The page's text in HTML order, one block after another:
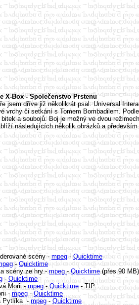
X-Box - Společenstvo Prstenu
jsem dříve již několikrát psal. Universal
vrchy či setkání s Tomem Bombadilem.
a soubojů. Boj je možný ve dvou
následujících několik obrázků a
scény -mpeg-Quicktime
-Quicktime
scény ze hry -mpeg-Quicktime(přes 90 MB)
- Quicktime
Morii -mpeg-Quicktime- TIP
- mpeg -Quicktime
Pytlíka -mpeg-Quicktime